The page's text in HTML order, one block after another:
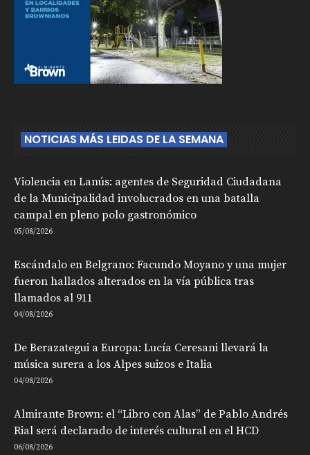
NOTICIAS MÁS LEIDAS DE LA SEMANA
Violencia en Lanús: agentes de Seguridad Ciudadana
de la Municipalidad involucrados en una batalla
campal en pleno polo gastronómico
05/08/2026
Escándalo en Belgrano: Facundo Moyano y una mujer
fueron hallados alterados en la vía pública tras
llamados al 911
04/08/2026
De Berazategui a Europa: Lucía Ceresani llevará la
música surera a los Alpes suizos e Italia
04/08/2026
Almirante Brown: el “Libro con Alas” de Pablo Andrés
Rial será declarado de interés cultural en el HCD
06/08/2026